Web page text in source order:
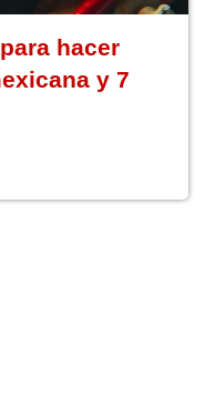
hacer
y 7